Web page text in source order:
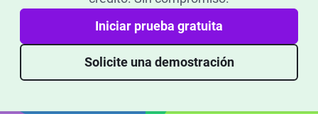
Iniciar prueba gratuita
Solicite una demostración